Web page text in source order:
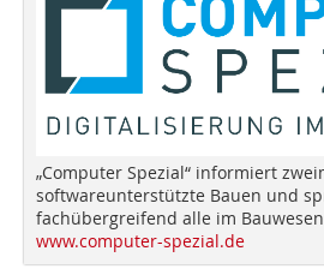
„Computer Spezial“ informiert
softwareunterstützte Bauen und
fachübergreifend alle im
www.computer-spezial.de